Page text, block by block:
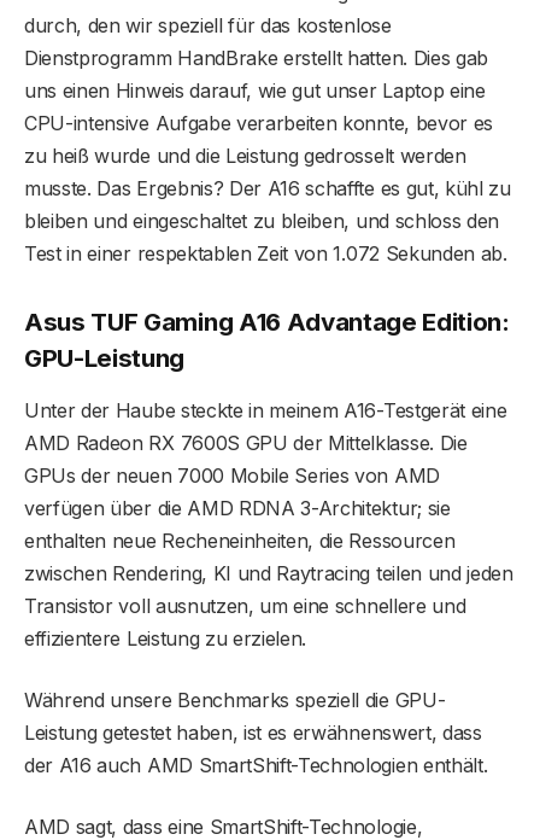
durch, den wir speziell für das kostenlose
Dienstprogramm HandBrake erstellt hatten. Dies gab
uns einen Hinweis darauf, wie gut unser Laptop eine
CPU-intensive Aufgabe verarbeiten konnte, bevor es
zu heiß wurde und die Leistung gedrosselt werden
musste. Das Ergebnis? Der A16 schaffte es gut, kühl zu
bleiben und eingeschaltet zu bleiben, und schloss den
Test in einer respektablen Zeit von 1.072 Sekunden ab.
Asus TUF Gaming A16 Advantage Edition:
GPU-Leistung
Unter der Haube steckte in meinem A16-Testgerät eine
AMD Radeon RX 7600S GPU der Mittelklasse. Die
GPUs der neuen 7000 Mobile Series von AMD
verfügen über die AMD RDNA 3-Architektur; sie
enthalten neue Recheneinheiten, die Ressourcen
zwischen Rendering, KI und Raytracing teilen und jeden
Transistor voll ausnutzen, um eine schnellere und
effizientere Leistung zu erzielen.
Während unsere Benchmarks speziell die GPU-
Leistung getestet haben, ist es erwähnenswert, dass
der A16 auch AMD SmartShift-Technologien enthält.
AMD sagt, dass eine SmartShift-Technologie,